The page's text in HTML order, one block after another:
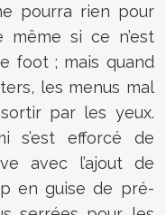
pourra rien pour
même si ce n’est
foot ; mais quand
les menus mal
par les yeux.
s’est efforcé de
avec l’ajout de
en guise de pré-